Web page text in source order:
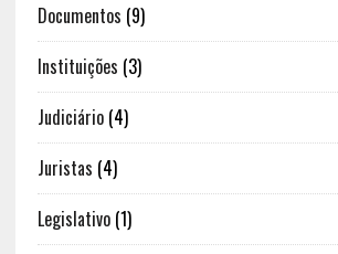
Documentos (9)
Instituições (3)
Judiciário(4)
Juristas (4)
Legislativo(1)